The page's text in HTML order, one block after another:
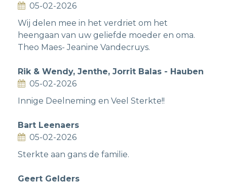
05-02-2026
Wij delen mee in het verdriet om het
heengaan van uw geliefde moeder en oma.
Theo Maes- Jeanine Vandecruys.
Rik & Wendy, Jenthe, Jorrit Balas - Hauben
05-02-2026
Innige Deelneming en Veel Sterkte!!
Bart Leenaers
05-02-2026
Sterkte aan gans de familie.
Geert Gelders